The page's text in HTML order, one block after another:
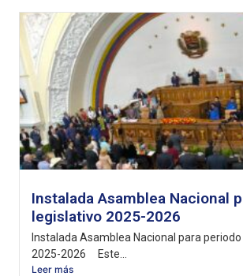
Instalada Asamblea Nacional
legislativo 2025-2026
Instalada Asamblea Nacional para
2025-2026 Este...
Leer más